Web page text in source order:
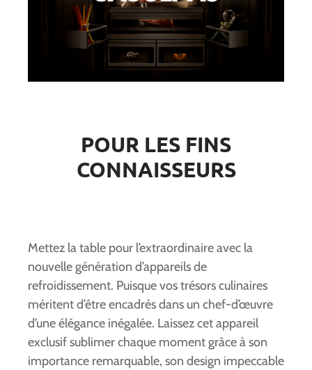
POUR LES FINS
CONNAISSEURS
Mettez la table pour l’extraordinaire avec la
nouvelle génération d’appareils de
refroidissement. Puisque vos trésors culinaires
méritent d’être encadrés dans un chef-d’œuvre
d’une élégance inégalée. Laissez cet appareil
exclusif sublimer chaque moment grâce à son
importance remarquable, son design impeccable